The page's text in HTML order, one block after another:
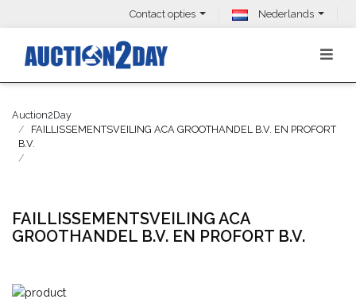
Contact opties Nederlands
Auction2Day
FAILLISSEMENTSVEILING ACA GROOTHANDEL B.V. EN PROFORT
B.V.
FAILLISSEMENTSVEILING ACA
GROOTHANDEL B.V. EN PROFORT B.V.